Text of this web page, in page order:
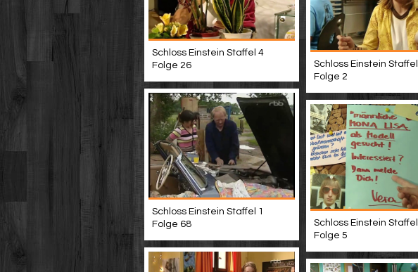
Schloss Einstein Staffel 4
Folge 26
Schloss Einstein
Folge 2
Schloss Einstein Staffel 1
Folge 68
Schloss Einstein
Folge 5